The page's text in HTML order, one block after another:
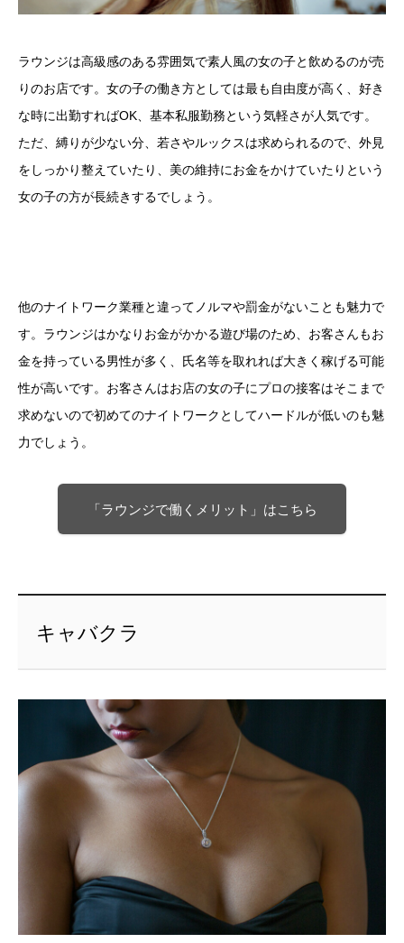
ラウンジは高級感のある雰囲気で素人風の女の子と飲めるのが売
りのお店です。女の子の働き方としては最も自由度が高く、好き
な時に出勤すればOK、基本私服勤務という気軽さが人気です。
ただ、縛りが少ない分、若さやルックスは求められるので、外見
をしっかり整えていたり、美の維持にお金をかけていたりという
女の子の方が長続きするでしょう。
他のナイトワーク業種と違ってノルマや罰金がないことも魅力で
す。ラウンジはかなりお金がかかる遊び場のため、お客さんもお
金を持っている男性が多く、氏名等を取れれば大きく稼げる可能
性が高いです。お客さんはお店の女の子にプロの接客はそこまで
求めないので初めてのナイトワークとしてハードルが低いのも魅
力でしょう。
「ラウンジで働くメリット」はこちら
キャバクラ